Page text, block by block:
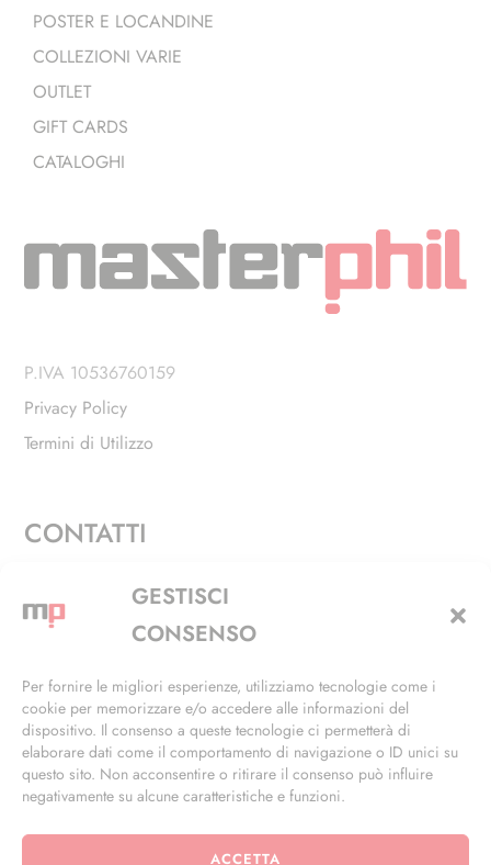
GESTISCI
CONSENSO
Per fornire le migliori esperienze, utilizziamo tecnologie come i
cookie per memorizzare e/o accedere alle informazioni del
dispositivo. Il consenso a queste tecnologie ci permetterà di
elaborare dati come il comportamento di navigazione o ID unici su
questo sito. Non acconsentire o ritirare il consenso può influire
negativamente su alcune caratteristiche e funzioni.
ACCETTA
POSTER E LOCANDINE
COLLEZIONI VARIE
OUTLET
GIFT CARDS
CATALOGHI
P.IVA 10536760159
Privacy Policy
Termini di Utilizzo
CONTATTI
Via Alfieri, 27 - Trezzano Sul Naviglio (MI)
+39 02 4846 3155
info@masterphil.it